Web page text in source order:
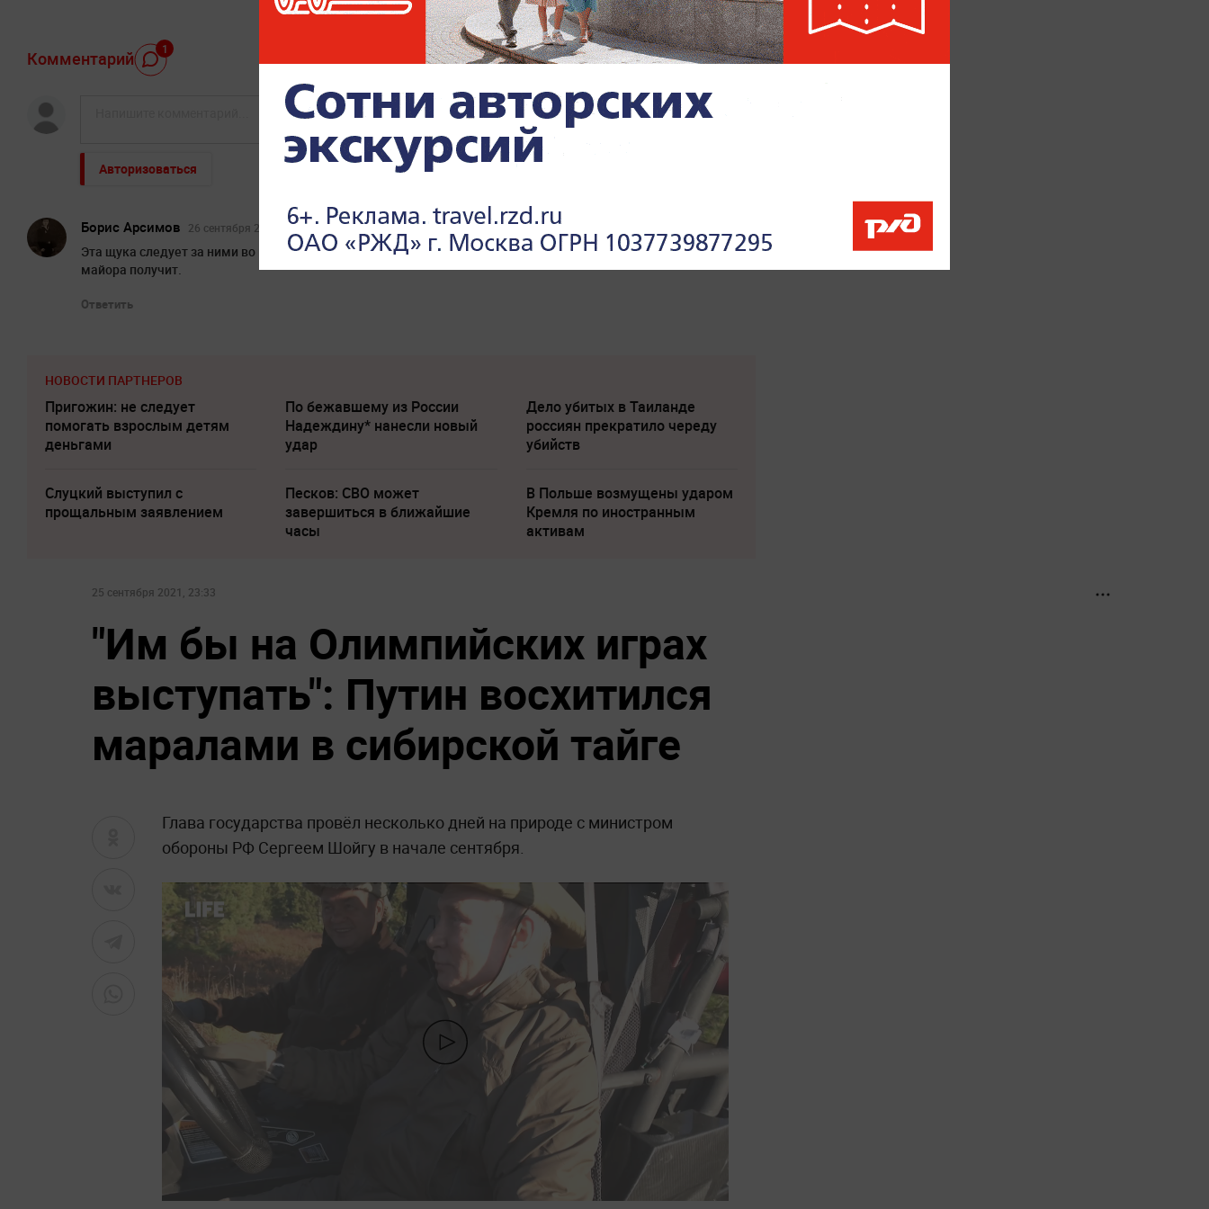
Комментарий 1
Авторизоваться
Борис Арсимов 26 сентября 2021, 13:19
Эта щука следует за ними во всех последних поездках. В предыдущей у нее было звание капитан. За эту
майора получит.
Ответить
НОВОСТИ ПАРТНЕРОВ
Пригожин: не следует
помогать взрослым детям
деньгами
По бежавшему из России
Надеждину* нанесли новый
удар
Дело убитых в Таиланде
россиян прекратило череду
убийств
Слуцкий выступил с
прощальным заявлением
Песков: СВО может
завершиться в ближайшие
часы
В Польше возмущены ударом
Кремля по иностранным
активам
25 сентября 2021, 23:33
"Им бы на Олимпийских играх
выступать": Путин восхитился
маралами в сибирской тайге
Глава государства провёл несколько дней на природе с министром
обороны РФ Сергеем Шойгу в начале сентября.